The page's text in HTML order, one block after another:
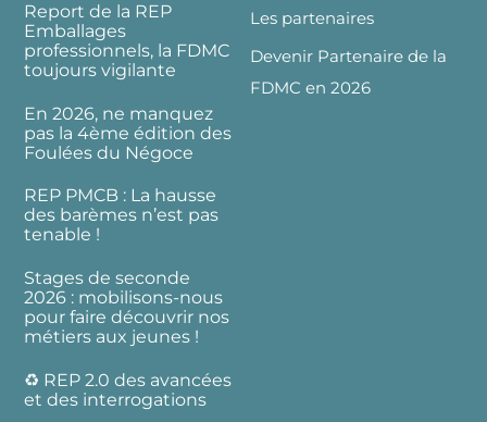
Report de la REP
Emballages
professionnels, la FDMC
toujours vigilante
En 2026, ne manquez
pas la 4ème édition des
Foulées du Négoce
REP PMCB : La hausse
des barèmes n’est pas
tenable !
Stages de seconde
2026 : mobilisons-nous
pour faire découvrir nos
métiers aux jeunes !
♻️ REP 2.0 des avancées
et des interrogations
Les partenaires
Devenir Partenaire de la
FDMC en 2026